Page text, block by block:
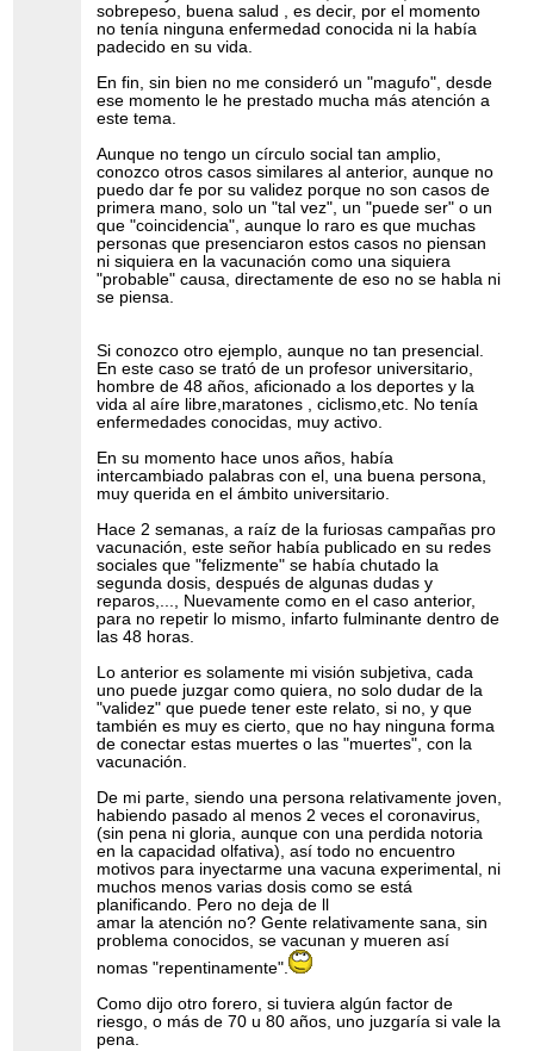
sobrepeso, buena salud , es decir, por el momento
no tenía ninguna enfermedad conocida ni la había
padecido en su vida.
En fin, sin bien no me consideró un "magufo", desde
ese momento le he prestado mucha más atención a
este tema.
Aunque no tengo un círculo social tan amplio,
conozco otros casos similares al anterior, aunque no
puedo dar fe por su validez porque no son casos de
primera mano, solo un "tal vez", un "puede ser" o un
que "coincidencia", aunque lo raro es que muchas
personas que presenciaron estos casos no piensan
ni siquiera en la vacunación como una siquiera
"probable" causa, directamente de eso no se habla ni
se piensa.
Si conozco otro ejemplo, aunque no tan presencial.
En este caso se trató de un profesor universitario,
hombre de 48 años, aficionado a los deportes y la
vida al aíre libre,maratones , ciclismo,etc. No tenía
enfermedades conocidas, muy activo.
En su momento hace unos años, había
intercambiado palabras con el, una buena persona,
muy querida en el ámbito universitario.
Hace 2 semanas, a raíz de la furiosas campañas pro
vacunación, este señor había publicado en su redes
sociales que "felizmente" se había chutado la
segunda dosis, después de algunas dudas y
reparos,..., Nuevamente como en el caso anterior,
para no repetir lo mismo, infarto fulminante dentro de
las 48 horas.
Lo anterior es solamente mi visión subjetiva, cada
uno puede juzgar como quiera, no solo dudar de la
"validez" que puede tener este relato, si no, y que
también es muy es cierto, que no hay ninguna forma
de conectar estas muertes o las "muertes", con la
vacunación.
De mi parte, siendo una persona relativamente joven,
habiendo pasado al menos 2 veces el coronavirus,
(sin pena ni gloria, aunque con una perdida notoria
en la capacidad olfativa), así todo no encuentro
motivos para inyectarme una vacuna experimental, ni
muchos menos varias dosis como se está
planificando. Pero no deja de ll
amar la atención no? Gente relativamente sana, sin
problema conocidos, se vacunan y mueren así
nomas "repentinamente".
Como dijo otro forero, si tuviera algún factor de
riesgo, o más de 70 u 80 años, uno juzgaría si vale la
pena.